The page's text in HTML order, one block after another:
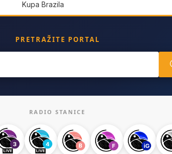
Kupa Brazila
PRETRAŽITE PORTAL
RADIO STANICE